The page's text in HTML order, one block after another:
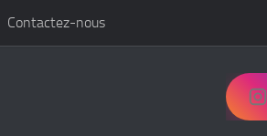
Contactez-nous